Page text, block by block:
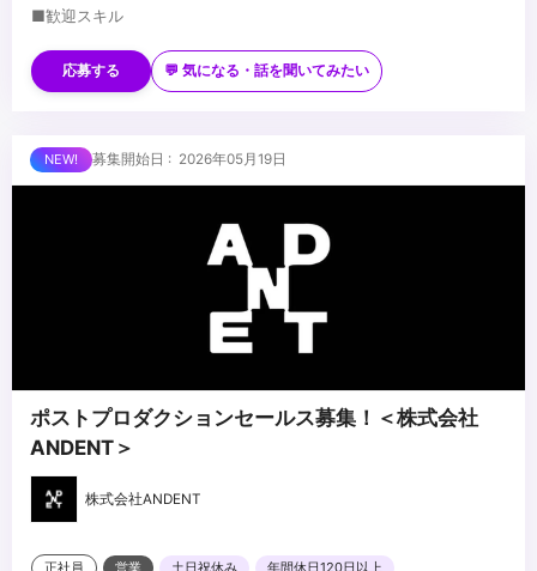
■歓迎スキル
・複雑な課題をシンプルに解決できる能力
・顧客志向を第一に考え、成果を出すための行動力を持つ方
応募する 💬 気になる・話を聞いてみたい
募集開始日 : 2026年05月19日
ポストプロダクションセールス募集！＜株式会社
ANDENT＞
株式会社ANDENT
正社員 営業 土日祝休み
年間休日120日以上